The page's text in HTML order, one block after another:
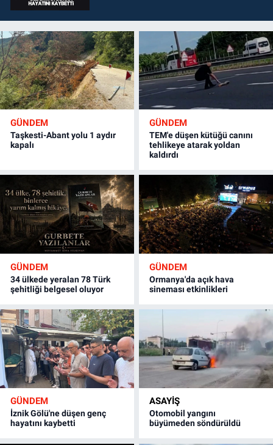
GÜNDEM
Taşkesti-Abant yolu 1 aydır
kapalı
GÜNDEM
TEM'e düşen kütüğü canını
tehlikeye atarak yoldan
kaldırdı
GÜNDEM
34 ülkede yeralan 78 Türk
şehitliği belgesel oluyor
GÜNDEM
Ormanya'da açık hava
sineması etkinlikleri
GÜNDEM
İznik Gölü'ne düşen genç
hayatını kaybetti
ASAYİŞ
Otomobil yangını
büyümeden söndürüldü